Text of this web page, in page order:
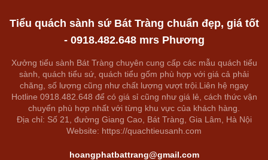
Tiểu quách sành sứ Bát Tràng chuẩn đẹp, giá tốt
- 0918.482.648 mrs Phương
Xưởng tiểu sành Bát Tràng chuyên cung cấp các mẫu quách tiểu
sành, quách tiểu sứ, quách tiểu gốm phù hợp với giá cả phải
chăng, số lượng cũng như chất lượng vượt trội.Liên hệ ngay
Hotline 0918.482.648 để có giá sỉ cũng như giá lẻ, cách thức vận
chuyển phù hợp nhất với từng khu vực của khách hàng.
Địa chỉ: Số 21, đường Giang Cao, Bát Tràng, Gia Lâm, Hà Nội
Website: https://quachtieusanh.com
hoangphatbattrang@gmail.com